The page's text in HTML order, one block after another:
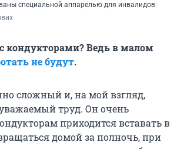
специальной аппарелью для инвалидов
кондукторами? Ведь в малом
не будут.
сложный и, на мой взгляд,
труд. Он очень
приходится вставать в
домой за полночь, при